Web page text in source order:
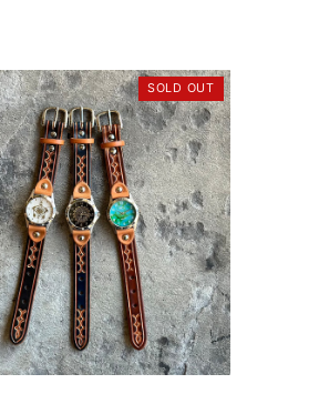
SOLD OUT